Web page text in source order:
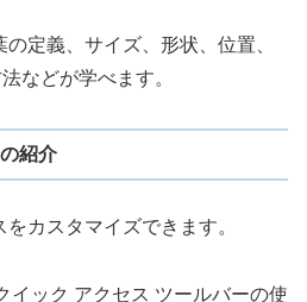
定義、サイズ、形状、位置、
などが学べます。
紹介
カスタマイズできます。
イック アクセス ツールバーの使